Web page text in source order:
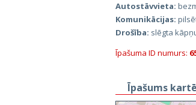
Autostāvvieta:
Komunikācijas:
Drošība: slēgta
Īpašuma ID numurs:
Īpašums kartē